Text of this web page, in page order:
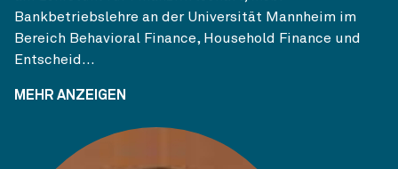
Bankbetriebslehre an der Universität Mannheim im
Bereich Behavioral Finance, Household Finance und
Entscheid...
MEHR ANZEIGEN